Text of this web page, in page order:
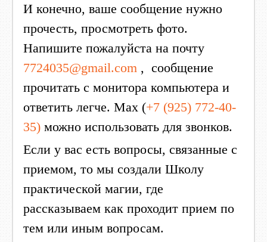
И конечно, ваше сообщение нужно
прочесть, просмотреть фото.
Напишите пожалуйста на почту
7724035@gmail.com , сообщение
прочитать с монитора компьютера и
ответить легче. Мах (+7 (925) 772-40-
35) можно использовать для звонков.
Если у вас есть вопросы, связанные с
приемом, то мы создали Школу
практической магии, где
рассказываем как проходит прием по
тем или иным вопросам.